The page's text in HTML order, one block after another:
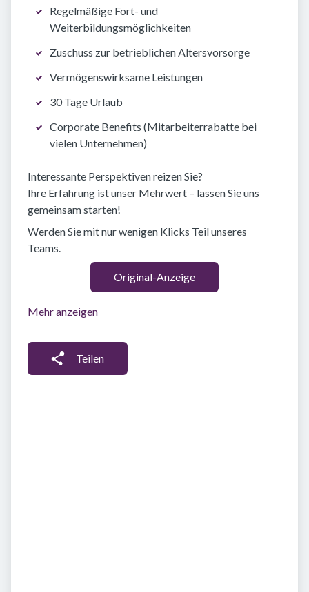
Regelmäßige Fort- und
Weiterbildungsmöglichkeiten
Zuschuss zur betrieblichen Altersvorsorge
Vermögenswirksame Leistungen
30 Tage Urlaub
Corporate Benefits (Mitarbeiterrabatte bei
vielen Unternehmen)
Interessante Perspektiven reizen Sie?
Ihre Erfahrung ist unser Mehrwert – lassen Sie uns
gemeinsam starten!
Werden Sie mit nur wenigen Klicks Teil unseres
Teams.
Original-Anzeige
Mehr anzeigen
Teilen